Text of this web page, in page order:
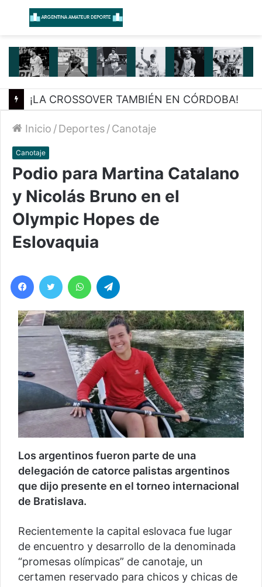
Menú
¡LA CROSSOVER TAMBIÉN EN CÓRDOBA!
Inicio /Deportes/Canotaje
Canotaje
Podio para Martina Catalano
y Nicolás Bruno en el
Olympic Hopes de
Eslovaquia
Facebook
Twitter WhatsApp
Los argentinos fueron parte de una
delegación de catorce palistas argentinos
que dijo presente en el torneo internacional
de Bratislava.
Recientemente la capital eslovaca fue lugar
de encuentro y desarrollo de la denominada
“promesas olímpicas” de canotaje, un
certamen reservado para chicos y chicas de